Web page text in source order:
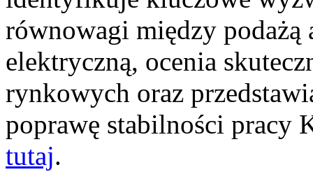
równowagi między podażą
elektryczną, ocenia
rynkowych oraz
poprawę stabilności pracy
tutaj.